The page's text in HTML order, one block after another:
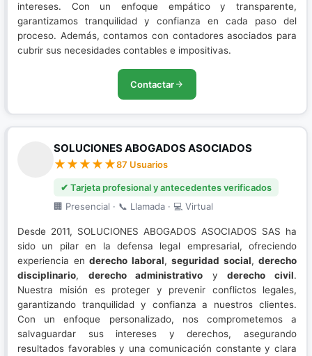
intereses. Con un enfoque empático y transparente,
garantizamos tranquilidad y confianza en cada paso del
proceso. Además, contamos con contadores asociados para
cubrir sus necesidades contables e impositivas.
Contactar
SOLUCIONES ABOGADOS ASOCIADOS
87 Usuarios
✔ Tarjeta profesional y antecedentes verificados
🏢 Presencial · 📞 Llamada · 💻 Virtual
Desde 2011, SOLUCIONES ABOGADOS ASOCIADOS SAS ha
sido un pilar en la defensa legal empresarial, ofreciendo
experiencia en derecho laboral, seguridad social, derecho
disciplinario, derecho administrativo yderecho civil.
Nuestra misión es proteger y prevenir conflictos legales,
garantizando tranquilidad y confianza a nuestros clientes.
Con un enfoque personalizado, nos comprometemos a
salvaguardar sus intereses y derechos, asegurando
resultados favorables y una comunicación constante y clara